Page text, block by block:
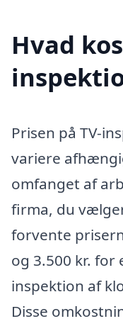
Hvad
Prisen på TV-
variere
omfanget af
firma, du
forvente
og 3.500 kr.
inspektion af
Disse